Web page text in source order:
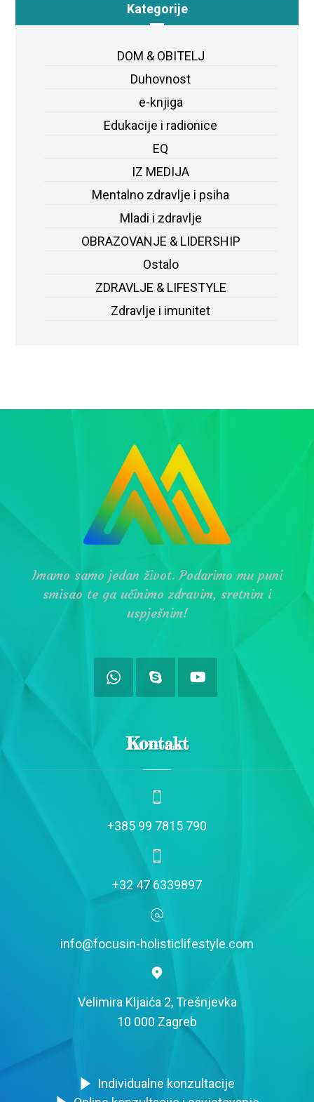
Kategorije
DOM & OBITELJ
Duhovnost
e-knjiga
Edukacije i radionice
EQ
IZ MEDIJA
Mentalno zdravlje i psiha
Mladi i zdravlje
OBRAZOVANJE & LIDERSHIP
Ostalo
ZDRAVLJE & LIFESTYLE
Zdravlje i imunitet
Imamo samo jedan život. Podarimo mu puni
smisao te ga učinimo zdravim, sretnim i
uspješnim!
Kontakt
+385 99 7815 790
+32 47 6339897
info@focusin-holisticlifestyle.com
Velimira Kljaića 2, Trešnjevka
10 000 Zagreb
Individualne konzultacije